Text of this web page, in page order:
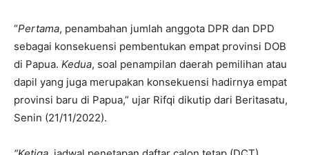
“Pertama, penambahan jumlah anggota DPR dan DPD
sebagai konsekuensi pembentukan empat provinsi DOB
di Papua. Kedua, soal penampilan daerah pemilihan atau
dapil yang juga merupakan konsekuensi hadirnya empat
provinsi baru di Papua,” ujar Rifqi dikutip dari Beritasatu,
Senin (21/11/2022).